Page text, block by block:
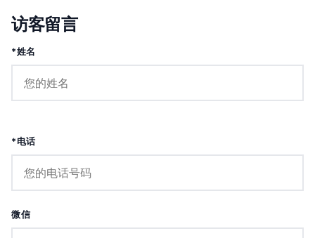
访客留言
*姓名
*电话
微信